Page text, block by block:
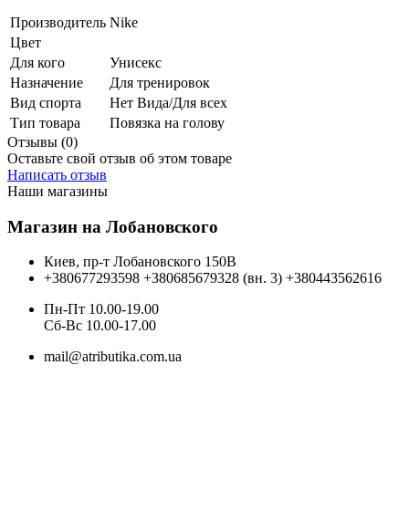
Производитель Nike
Цвет
Для кого
Унисекс
Назначение
Для тренировок
Вид спорта
Нет Вида/Для всех
Тип товара
Повязка на голову
Отзывы (0)
Оставьте свой отзыв об этом товаре
Написать отзыв
Наши магазины
Магазин на Лобановского
Киев, пр-т Лобановского 150В
+380677293598 +380685679328 (вн. 3) +380443562616
Пн-Пт 10.00-19.00
Cб-Вс 10.00-17.00
mail@atributika.com.ua